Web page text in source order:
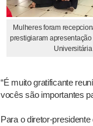
Mulheres foram
prestigiaram
“É muito gratificante
vocês são importantes
Para o diretor-